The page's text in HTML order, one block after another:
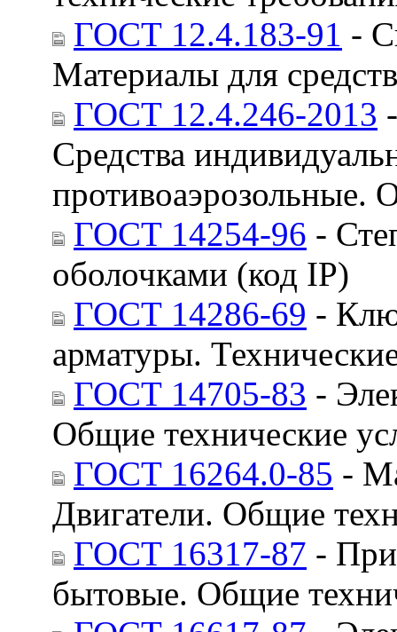
ГОСТ 12.4.183-91 -
Материалы для
ГОСТ 12.4.246-2013
Средства
противоаэрозольные.
ГОСТ 14254-96 -
оболочками (код IP)
ГОСТ 14286-69 -
арматуры.
ГОСТ 14705-83 -
Общие технические
ГОСТ 16264.0-85 -
Двигатели. Общие
ГОСТ 16317-87 -
бытовые. Общие